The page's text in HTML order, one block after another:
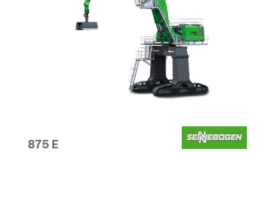
875 E